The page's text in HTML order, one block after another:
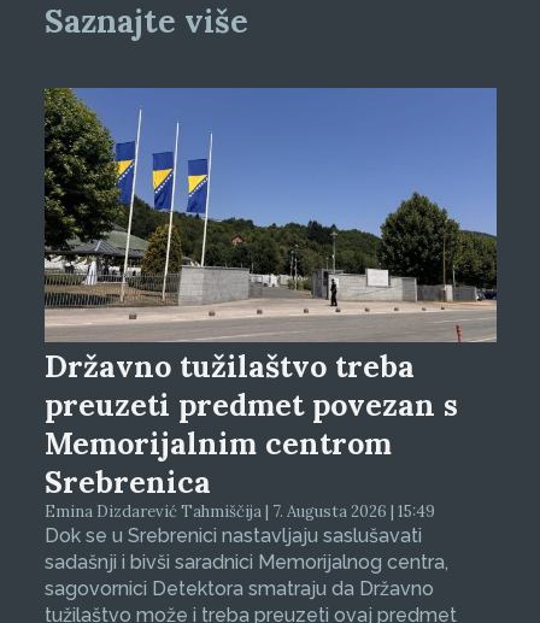
Saznajte više
Državno tužilaštvo treba
preuzeti predmet povezan s
Memorijalnim centrom
Srebrenica
Emina Dizdarević Tahmiščija | 7. Augusta 2026 | 15:49
Dok se u Srebrenici nastavljaju saslušavati
sadašnji i bivši saradnici Memorijalnog centra,
sagovornici Detektora smatraju da Državno
tužilaštvo može i treba preuzeti ovaj predmet